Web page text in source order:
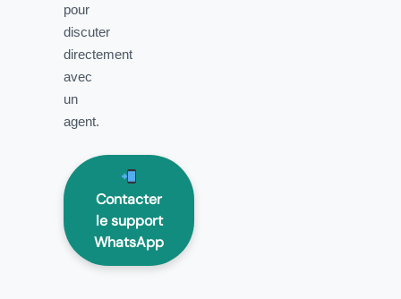
pour
discuter
directement
avec
un
agent.
Contacter
le support
WhatsApp